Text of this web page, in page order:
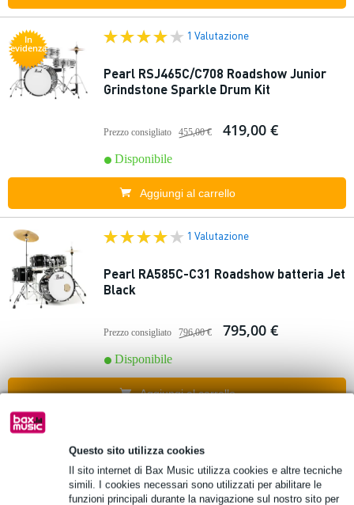
Questo sito utilizza cookies
Il sito internet di Bax Music utilizza cookies e altre tecniche
simili. I cookies necessari sono utilizzati per abilitare le
funzioni principali durante la navigazione sul nostro sito per
In
evidenza
1 Valutazione
Pearl RSJ465C/C708 Roadshow Junior
Grindstone Sparkle Drum Kit
Prezzo consigliato 455,00 € 419,00 €
Disponibile
Aggiungi al carrello
1 Valutazione
Pearl RA585C-C31 Roadshow batteria Jet
Black
Prezzo consigliato 796,00 € 795,00 €
Disponibile
Aggiungi al carrello
Pearl RA585C-C707 Roadshow batteria
Bronze Metallic